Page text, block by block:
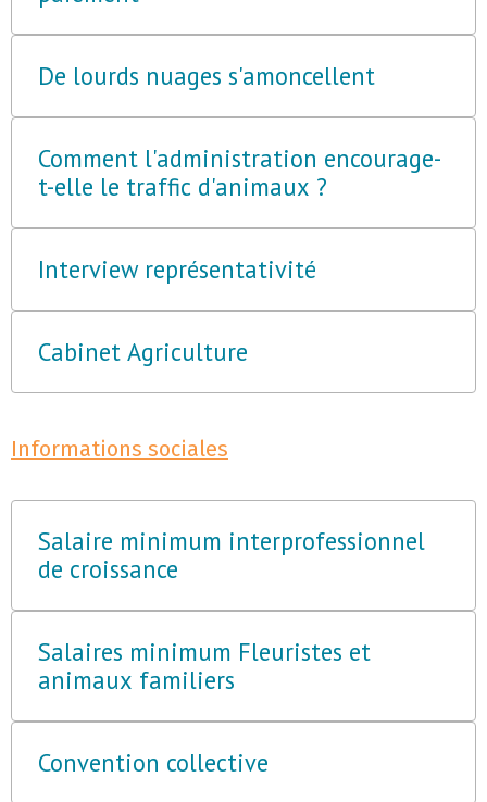
De lourds nuages s'amoncellent
Comment l'administration encourage-
t-elle le traffic d'animaux ?
Interview représentativité
Cabinet Agriculture
Informations sociales
Salaire minimum interprofessionnel
de croissance
Salaires minimum Fleuristes et
animaux familiers
Convention collective